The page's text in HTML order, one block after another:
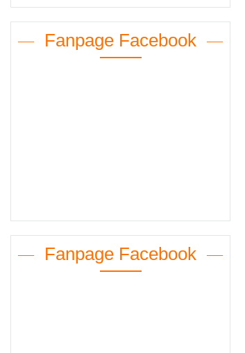
Fanpage Facebook
Fanpage Facebook